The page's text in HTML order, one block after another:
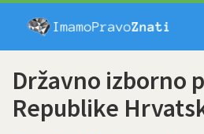
Državno izborno
Republike